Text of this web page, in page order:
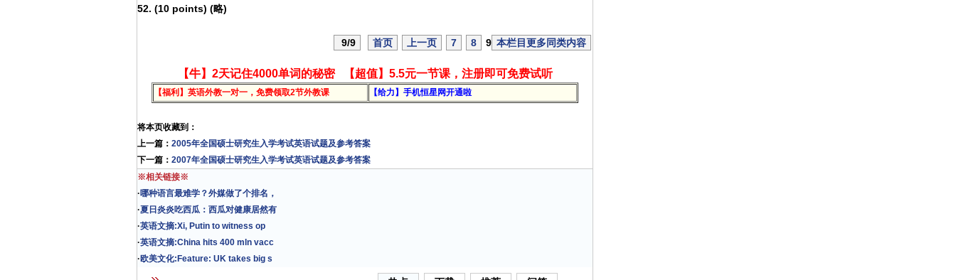
52. (10 points) (略)
9/9 首页 上一页 7 8 9 本栏目更多同类内容
【牛】2天记住4000单词的秘密 【超值】5.5元一节课，注册即可免费试听
【福利】英语外教一对一，免费领取2节外教课 【给力】手机恒星网开通啦
将本页收藏到：
上一篇： 2005年全国硕士研究生入学考试英语试题及参考答案
下一篇： 2007年全国硕士研究生入学考试英语试题及参考答案
※相关链接※
·哪种语言最难学？外媒做了个排名，
·夏日炎炎吃西瓜：西瓜对健康居然有
·英语文摘:Xi, Putin to witness op
·英语文摘:China hits 400 mln vacc
· 欧美文化:Feature: UK takes big s